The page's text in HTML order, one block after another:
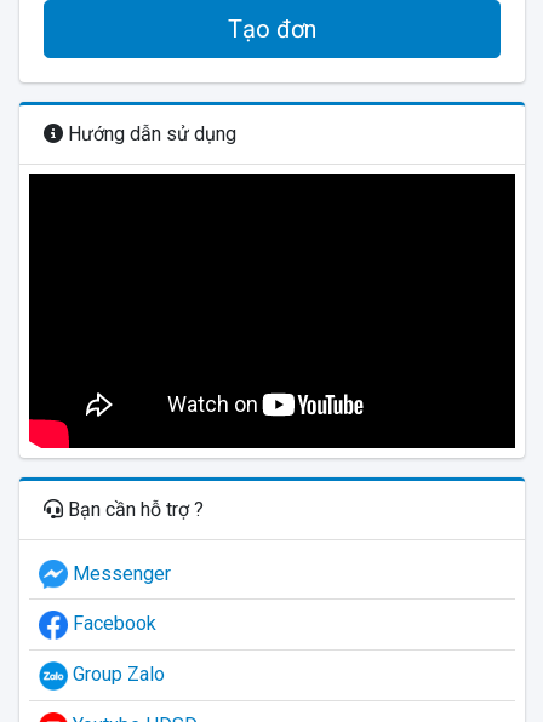
Tạo đơn
Hướng dẫn sử dụng
Bạn cần hỗ trợ ?
Messenger
Facebook
Group Zalo